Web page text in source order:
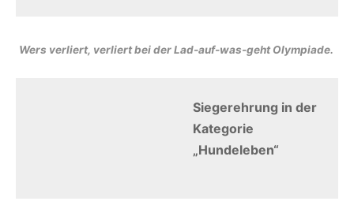
Wers verliert, verliert bei der Lad-auf-was-geht Olympiade.
Siegerehrung in der
Kategorie
„Hundeleben“